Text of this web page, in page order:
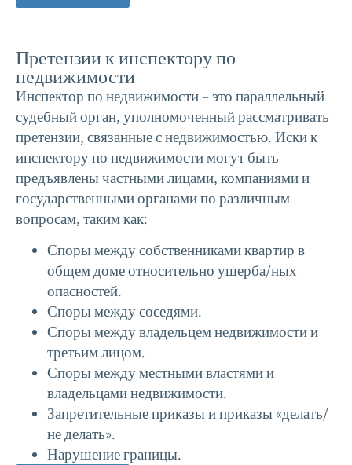
Претензии к инспектору по
недвижимости
Инспектор по недвижимости – это параллельный
судебный орган, уполномоченный рассматривать
претензии, связанные с недвижимостью. Иски к
инспектору по недвижимости могут быть
предъявлены частными лицами, компаниями и
государственными органами по различным
вопросам, таким как:
Споры между собственниками квартир в
общем доме относительно ущерба/ных
опасностей.
Споры между соседями.
Споры между владельцем недвижимости и
третьим лицом.
Споры между местными властями и
владельцами недвижимости.
Запретительные приказы и приказы «делать/
не делать».
Нарушение границы.